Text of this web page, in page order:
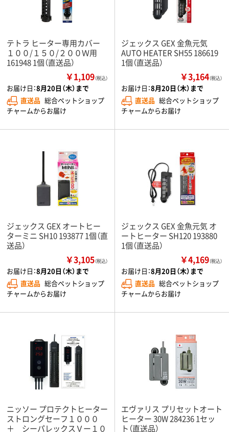
テトラ ヒーター専用カバー
１００/１５０/２００Ｗ用
161948 1個（直送品）
￥1,109（税込）
お届け日：8月20日（木）まで
直送品 総合ペットショップ
チャームからお届け
ジェックス GEX 金魚元気
AUTO HEATER SH55 186619
1個（直送品）
￥3,164（税込）
お届け日：8月20日（木）まで
直送品 総合ペットショップ
チャームからお届け
ジェックス GEX オートヒー
ターミニ SH10 193877 1個（直
送品）
￥3,105（税込）
お届け日：8月20日（木）まで
直送品 総合ペットショップ
チャームからお届け
ジェックス GEX 金魚元気 オ
ートヒーター SH120 193880
1個（直送品）
￥4,169（税込）
お届け日：8月20日（木）まで
直送品 総合ペットショップ
チャームからお届け
ニッソー プロテクトヒーター
ストロングセーフ１０００
＋ シーパレックスＶー１０
エヴァリス プリセットオート
ヒーター 30W 284236 1セッ
ト（直送品）